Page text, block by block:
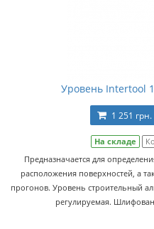
Уровень Intertool
1 251 грн.
На складе
Предназначается для
расположения поверхностей, а
прогонов. Уровень строительный
регулируемая.